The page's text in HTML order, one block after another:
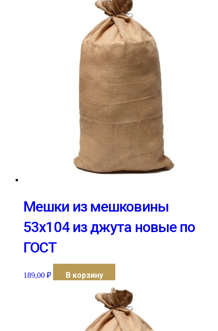
Мешки из мешковины
53х104 из джута новые по
ГОСТ
189,00 ₽ В корзину